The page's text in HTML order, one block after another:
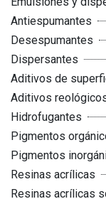
Antiespumantes
Desespumantes
Dispersantes
Aditivos de
Aditivos
Hidrofugantes
Pigmentos
Pigmentos
Resinas acrílicas
Resinas acrílicas